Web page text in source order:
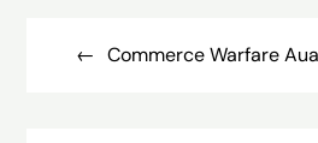
navigationCommerce Warfare